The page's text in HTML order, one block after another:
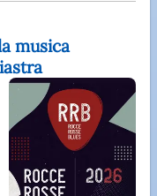
musica